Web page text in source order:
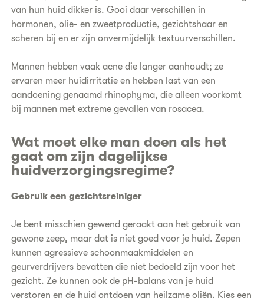
van hun huid dikker is. Gooi daar verschillen in
hormonen, olie- en zweetproductie, gezichtshaar en
scheren bij en er zijn onvermijdelijk textuurverschillen.
Mannen hebben vaak acne die langer aanhoudt; ze
ervaren meer huidirritatie en hebben last van een
aandoening genaamd rhinophyma, die alleen voorkomt
bij mannen met extreme gevallen van rosacea.
Wat moet elke man doen als het
gaat om zijn dagelijkse
huidverzorgingsregime?
Gebruik een gezichtsreiniger
Je bent misschien gewend geraakt aan het gebruik van
gewone zeep, maar dat is niet goed voor je huid. Zepen
kunnen agressieve schoonmaakmiddelen en
geurverdrijvers bevatten die niet bedoeld zijn voor het
gezicht. Ze kunnen ook de pH-balans van je huid
verstoren en de huid ontdoen van heilzame oliën. Kies een